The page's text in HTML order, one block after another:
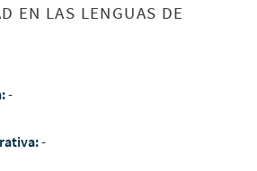
EN LAS LENGUAS DE
-
-